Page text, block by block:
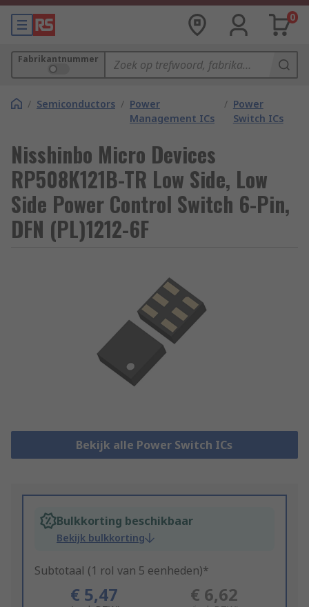
0
Fabrikantnummer
/ Semiconductors / Power
Management ICs
/ Power
Switch ICs
Nisshinbo Micro Devices
RP508K121B-TR Low Side, Low
Side Power Control Switch 6-Pin,
DFN (PL)1212-6F
Bekijk alle Power Switch ICs
Bulkkorting beschikbaar
Bekijk bulkkorting
Subtotaal (1 rol van 5 eenheden)*
€ 5,47 € 6,62